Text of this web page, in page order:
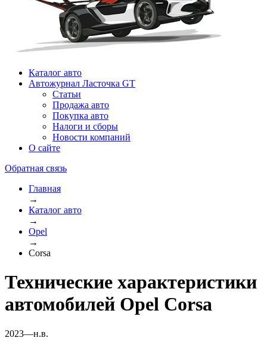
Каталог авто
Автожурнал Ласточка GT
Статьи
Продажа авто
Покупка авто
Налоги и сборы
Новости компаний
О сайте
Обратная связь
Главная
→
Каталог авто
→
Opel
→
Corsa
Технические характеристики
автомобилей Opel Corsa
2023—н.в.